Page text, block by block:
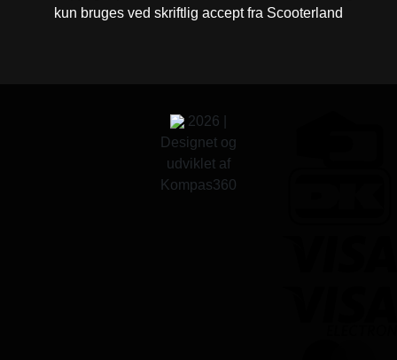
kun bruges ved skriftlig accept fra Scooterland
2026 |
Designet og
udviklet af
Kompas360